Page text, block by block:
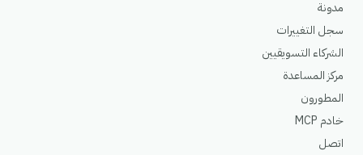
مدونة
سجل التغييرات
الشركاء التسويقيين
مركز المساعدة
المطورون
خادم MCP
اتصل